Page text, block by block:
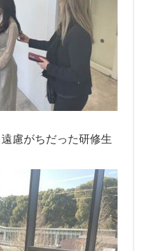
慮がちだった研修生